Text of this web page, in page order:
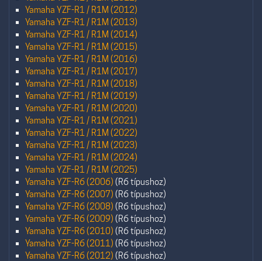
Yamaha YZF-R1 / R1M (2012)
Yamaha YZF-R1 / R1M (2013)
Yamaha YZF-R1 / R1M (2014)
Yamaha YZF-R1 / R1M (2015)
Yamaha YZF-R1 / R1M (2016)
Yamaha YZF-R1 / R1M (2017)
Yamaha YZF-R1 / R1M (2018)
Yamaha YZF-R1 / R1M (2019)
Yamaha YZF-R1 / R1M (2020)
Yamaha YZF-R1 / R1M (2021)
Yamaha YZF-R1 / R1M (2022)
Yamaha YZF-R1 / R1M (2023)
Yamaha YZF-R1 / R1M (2024)
Yamaha YZF-R1 / R1M (2025)
Yamaha YZF-R6 (2006) (R6 típushoz)
Yamaha YZF-R6 (2007) (R6 típushoz)
Yamaha YZF-R6 (2008) (R6 típushoz)
Yamaha YZF-R6 (2009) (R6 típushoz)
Yamaha YZF-R6 (2010) (R6 típushoz)
Yamaha YZF-R6 (2011) (R6 típushoz)
Yamaha YZF-R6 (2012) (R6 típushoz)